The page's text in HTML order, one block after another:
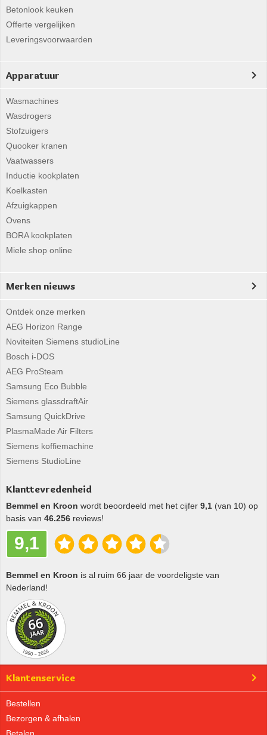
Betonlook keuken
Offerte vergelijken
Leveringsvoorwaarden
Apparatuur
Wasmachines
Wasdrogers
Stofzuigers
Quooker kranen
Vaatwassers
Inductie kookplaten
Koelkasten
Afzuigkappen
Ovens
BORA kookplaten
Miele shop online
Merken nieuws
Ontdek onze merken
AEG Horizon Range
Noviteiten Siemens studioLine
Bosch i-DOS
AEG ProSteam
Samsung Eco Bubble
Siemens glassdraftAir
Samsung QuickDrive
PlasmaMade Air Filters
Siemens koffiemachine
Siemens StudioLine
Klanttevredenheid
Bemmel en Kroon wordt beoordeeld met het cijfer 9,1 (van 10) op
basis van 46.256 reviews!
9,1
Bemmel en Kroon is al ruim 66 jaar de voordeligste van
Nederland!
Klantenservice
Bestellen
Bezorgen & afhalen